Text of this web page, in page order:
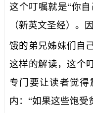
这个叮嘱就是“你
（新英文圣经）。
饿的弟兄姊妹们自
这样的解读，这个
专门要让读者觉
内：“如果这些饱